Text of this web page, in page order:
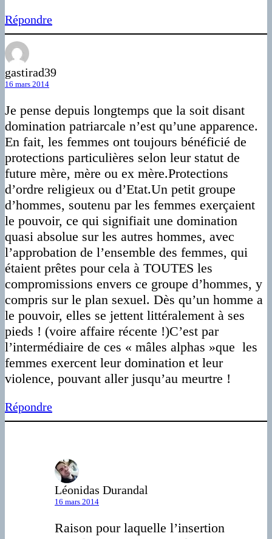
Répondre
gastirad39
16 mars 2014
Je pense depuis longtemps que la soit disant
domination patriarcale n’est qu’une apparence.
En fait, les femmes ont toujours bénéficié de
protections particulières selon leur statut de
future mère, mère ou ex mère.Protections
d’ordre religieux ou d’Etat.Un petit groupe
d’hommes, soutenu par les femmes exerçaient
le pouvoir, ce qui signifiait une domination
quasi absolue sur les autres hommes, avec
l’approbation de l’ensemble des femmes, qui
étaient prêtes pour cela à TOUTES les
compromissions envers ce groupe d’hommes, y
compris sur le plan sexuel. Dès qu’un homme a
le pouvoir, elles se jettent littéralement à ses
pieds ! (voire affaire récente !)C’est par
l’intermédiaire de ces « mâles alphas »que les
femmes exercent leur domination et leur
violence, pouvant aller jusqu’au meurtre !
Répondre
Léonidas Durandal
16 mars 2014
Raison pour laquelle l’insertion